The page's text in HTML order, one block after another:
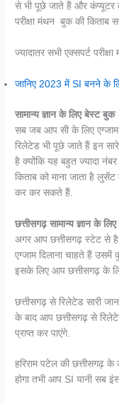
से भी पूछे जाते हैं और कंप्यूटर
परीक्षा मंथन बुक की किताब
ज्यादातर सभी एक्सपर्ट
जानिए 2023 में SI बनने के
सामान्य ज्ञान के लिए बेस्ट बुक
सब जब आप सी के लिए एग्जाम
रिलेटेड भी पूछे जाते हैं इन
है क्योंकि यह बहुत ज्यादा
किताब को माना जाता है
कर कर सकते हैं.
छत्तीसगढ़ सामान्य ज्ञान के लिए
अगर आप छत्तीसगढ़ स्टेट से
एग्जाम दिलाना चाहते हैं
इसके लिए आप छत्तीसगढ़ के
छत्तीसगढ़ से रिलेटेड सारी
के बाद आप छत्तीसगढ़ से
प्राप्त कर पाएंगे.
हरिराम पटेल की छत्तीसगढ़ के
होगा तभी आप SI यानी सब